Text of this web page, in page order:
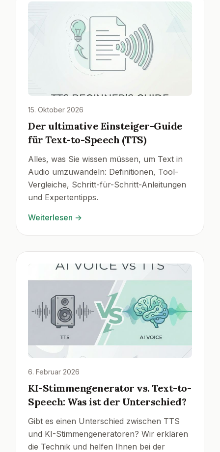
15. Oktober 2026
Der ultimative Einsteiger-Guide
für Text-to-Speech (TTS)
Alles, was Sie wissen müssen, um Text in
Audio umzuwandeln: Definitionen, Tool-
Vergleiche, Schritt-für-Schritt-Anleitungen
und Expertentipps.
Weiterlesen →
6. Februar 2026
KI-Stimmengenerator vs. Text-to-
Speech: Was ist der Unterschied?
Gibt es einen Unterschied zwischen TTS
und KI-Stimmengeneratoren? Wir erklären
die Technik und helfen Ihnen bei der